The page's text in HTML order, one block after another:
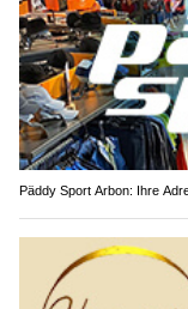
Päddy Sport Arbon: Ihre